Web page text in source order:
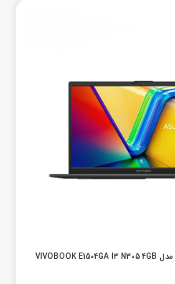
لپ تاپ ایسوس 15.6 اینچی مدل VIVOBOOK E1504GA I3 N305 4GB